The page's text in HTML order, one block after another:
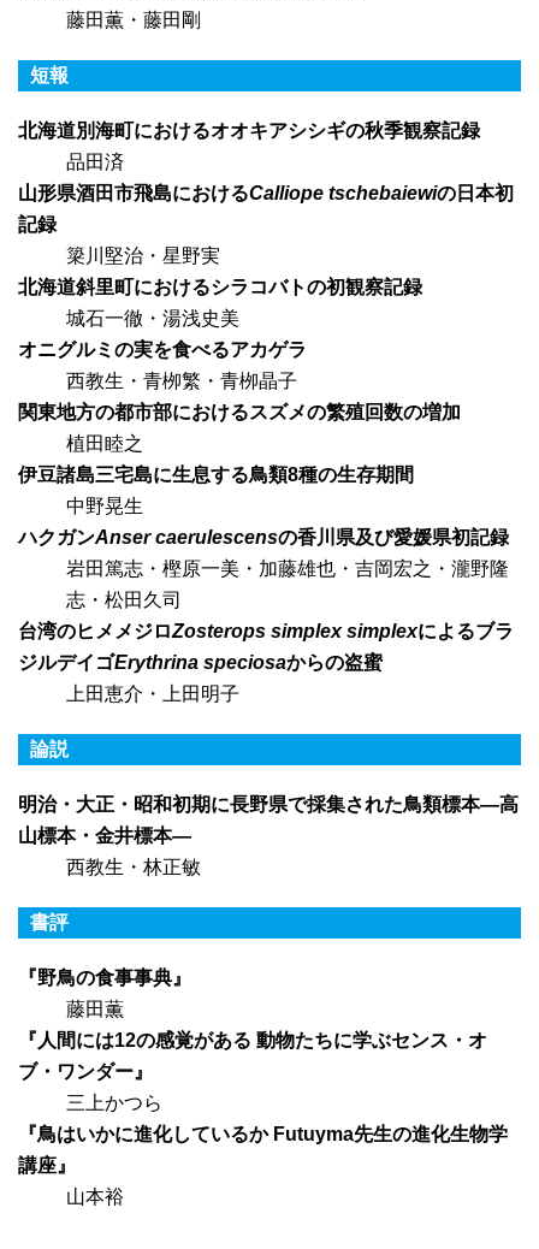
藤田薫・藤田剛
短報
北海道別海町におけるオオキアシシギの秋季観察記録
品田済
山形県酒田市飛島におけるCalliope tschebaiewiの日本初
記録
簗川堅治・星野実
北海道斜里町におけるシラコバトの初観察記録
城石一徹・湯浅史美
オニグルミの実を食べるアカゲラ
西教生・青栁繁・青栁晶子
関東地方の都市部におけるスズメの繁殖回数の増加
植田睦之
伊豆諸島三宅島に生息する鳥類8種の生存期間
中野晃生
ハクガンAnser caerulescensの香川県及び愛媛県初記録
岩田篤志・樫原一美・加藤雄也・吉岡宏之・瀧野隆
志・松田久司
台湾のヒメメジロZosterops simplex simplexによるブラ
ジルデイゴErythrina speciosaからの盗蜜
上田恵介・上田明子
論説
明治・大正・昭和初期に長野県で採集された鳥類標本—高
山標本・金井標本—
西教生・林正敏
書評
『野鳥の食事事典』
藤田薫
『人間には12の感覚がある 動物たちに学ぶセンス・オ
ブ・ワンダー』
三上かつら
『鳥はいかに進化しているか Futuyma先生の進化生物学
講座』
山本裕